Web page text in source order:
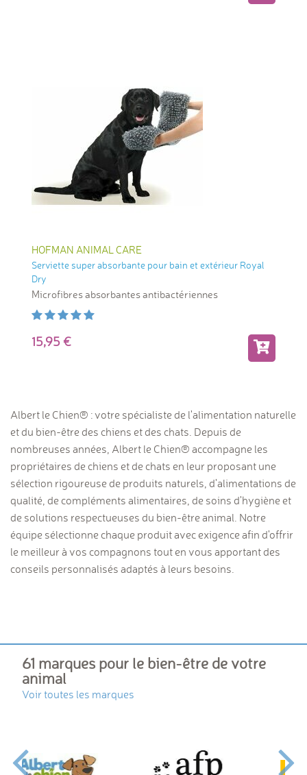
HOFMAN ANIMAL CARE
Serviette super absorbante pour bain et extérieur Royal
Dry
Microfibres absorbantes antibactériennes
15,95
Albert le Chien® : votre spécialiste de l'alimentation naturelle
et du bien-être des chiens et des chats. Depuis de
nombreuses années, Albert le Chien® accompagne les
propriétaires de chiens et de chats en leur proposant une
sélection rigoureuse de produits naturels, d'alimentations de
qualité, de compléments alimentaires, de soins d'hygiène et
de solutions respectueuses du bien-être animal. Notre
équipe sélectionne chaque produit avec exigence afin d'offrir
le meilleur à vos compagnons tout en vous apportant des
conseils personnalisés adaptés à leurs besoins.
61 marques pour le bien-être de votre
animal
Voir toutes les marques